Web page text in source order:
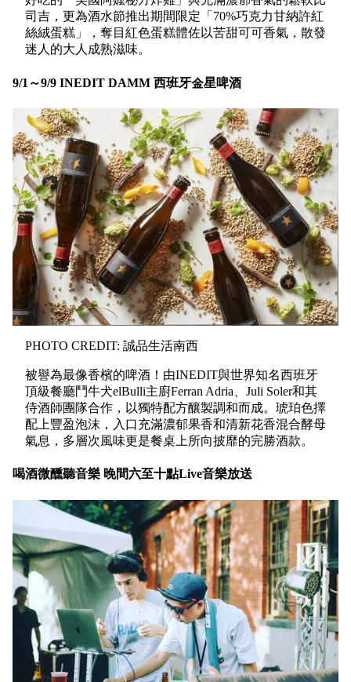
司吉，更為酒水節推出期間限定「70%巧克力甘納許紅
絲絨蛋糕」，奪目紅色蛋糕體佐以苦甜可可香氣，散發
迷人的大人成熟滋味。
9/1～9/9 INEDIT DAMM 西班牙金星啤酒
PHOTO CREDIT: 誠品生活南西
被譽為最像香檳的啤酒！由INEDIT與世界知名西班牙
頂級餐廳鬥牛犬elBulli主廚Ferran Adria、Juli Soler和其
侍酒師團隊合作，以獨特配方釀製調和而成。琥珀色擇
配上豐盈泡沫，入口充滿濃郁果香和清新花香混合酵母
氣息，多層次風味更是餐桌上所向披靡的完勝酒款。
喝酒微醺聽音樂 晚間六至十點Live音樂放送